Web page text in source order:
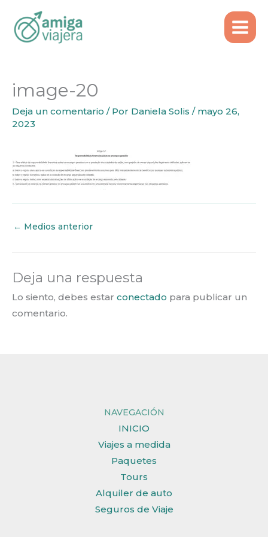
contenido
image-20
image-20
Deja un comentario / Por Daniela Solis / mayo 26,
2023
← Medios anterior
Deja una respuesta
Lo siento, debes estar conectado para publicar un
comentario.
NAVEGACIÓN
INICIO
Viajes a medida
Paquetes
Tours
Alquiler de auto
Seguros de Viaje